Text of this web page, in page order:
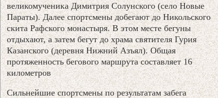
великомученика Димитрия Солунского (село Новые
Параты). Далее спортсмены добегают до Никольского
скита Рафского монастыря. В этом месте бегуны
отдыхают, а затем бегут до храма святителя Гурия
Казанского (деревня Нижний Азъял). Общая
протяженность бегового маршрута составляет 16
километров
Сильнейшие спортсмены по результатам забега